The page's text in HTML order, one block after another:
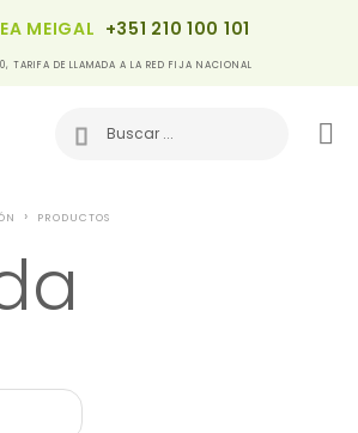
MEIGAL +351 210 100 101
TARIFA DE LLAMADA A LA RED FIJA NACIONAL
PRODUCTOS